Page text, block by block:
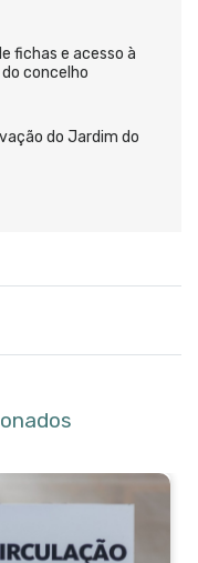
fichas e acesso à
concelho
do Jardim do